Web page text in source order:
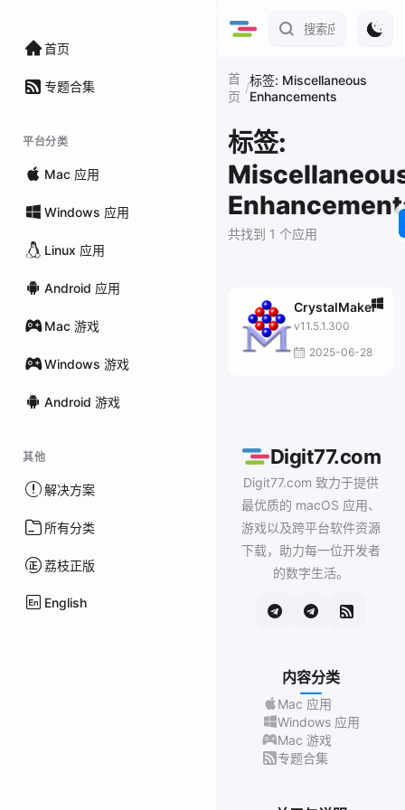
首页
专题合集
平台分类
Mac 应用
Windows 应用
Linux 应用
Android 应用
Mac 游戏
Windows 游戏
Android 游戏
其他
解决方案
所有分类
荔枝正版
English
首
页
/标签: Miscellaneous
Enhancements
标签:
共找到 1 个应用
CrystalMaker
v11.5.1.300
2025-06-28
Digit77.com
Digit77.com 致力于提供
最优质的 macOS 应用、
游戏以及跨平台软件资源
下载，助力每一位开发者
的数字生活。
内容分类
Mac 应用
Windows 应用
Mac 游戏
专题合集